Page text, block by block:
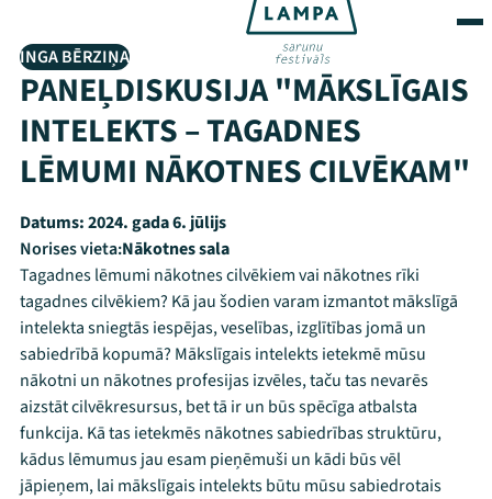
INGA BĒRZIŅA
PANEĻDISKUSIJA "MĀKSLĪGAIS
INTELEKTS – TAGADNES
LĒMUMI NĀKOTNES CILVĒKAM"
Datums:2024. gada 6. jūlijs
Norises vieta:Nākotnes sala
Tagadnes lēmumi nākotnes cilvēkiem vai nākotnes rīki
tagadnes cilvēkiem? Kā jau šodien varam izmantot mākslīgā
intelekta sniegtās iespējas, veselības, izglītības jomā un
sabiedrībā kopumā? Mākslīgais intelekts ietekmē mūsu
nākotni un nākotnes profesijas izvēles, taču tas nevarēs
aizstāt cilvēkresursus, bet tā ir un būs spēcīga atbalsta
funkcija. Kā tas ietekmēs nākotnes sabiedrības struktūru,
kādus lēmumus jau esam pieņēmuši un kādi būs vēl
jāpieņem, lai mākslīgais intelekts būtu mūsu sabiedrotais